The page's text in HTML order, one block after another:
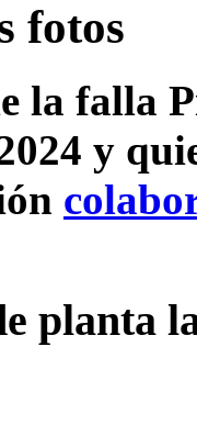
fotos
la falla
y
planta